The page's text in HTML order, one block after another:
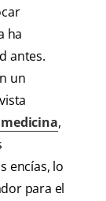
ha
antes.
un
,
encías, lo
para el